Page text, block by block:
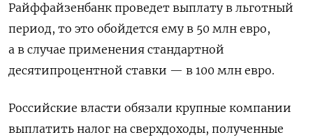
Райффайзенбанк проведет выплату в льготный
период, то это обойдется ему в 50 млн евро,
а в случае применения стандартной
десятипроцентной ставки — в 100 млн евро.
Российские власти обязали крупные компании
выплатить налог на сверхдоходы, полученные